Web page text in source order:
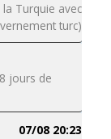
Turquie avec
turc)
jours de
07/08 20:23